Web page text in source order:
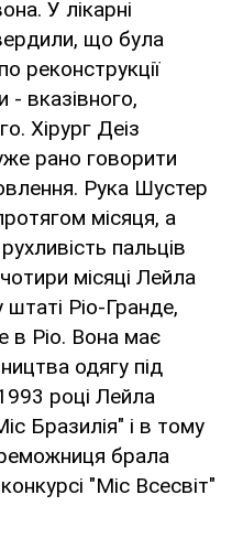
У лікарні
що була
реконструкції
- вказівного,
Хірург Деіз
рано говорити
Рука Шустер
місяця, а
пальців
місяці Лейла
Ріо-Гранде,
в Ріо. Вона має
одягу під
році Лейла
Бразилія" і в тому
брала
"Міс Всесвіт"